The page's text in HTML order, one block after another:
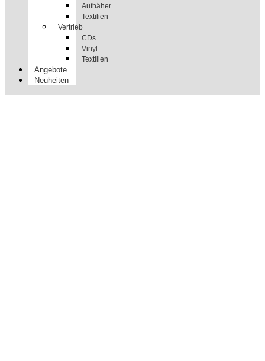
Aufnäher
Textilien
Vertrieb
CDs
Vinyl
Textilien
Angebote
Neuheiten